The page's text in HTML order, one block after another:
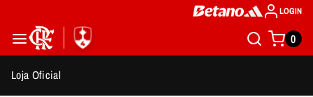
LOGIN
0
Loja Oficial